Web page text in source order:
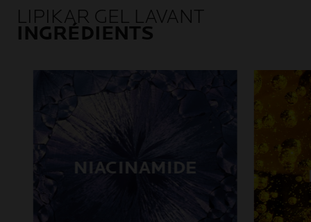
LIPIKAR GEL LAVANT
INGRÉDIENTS
NIACINAMIDE